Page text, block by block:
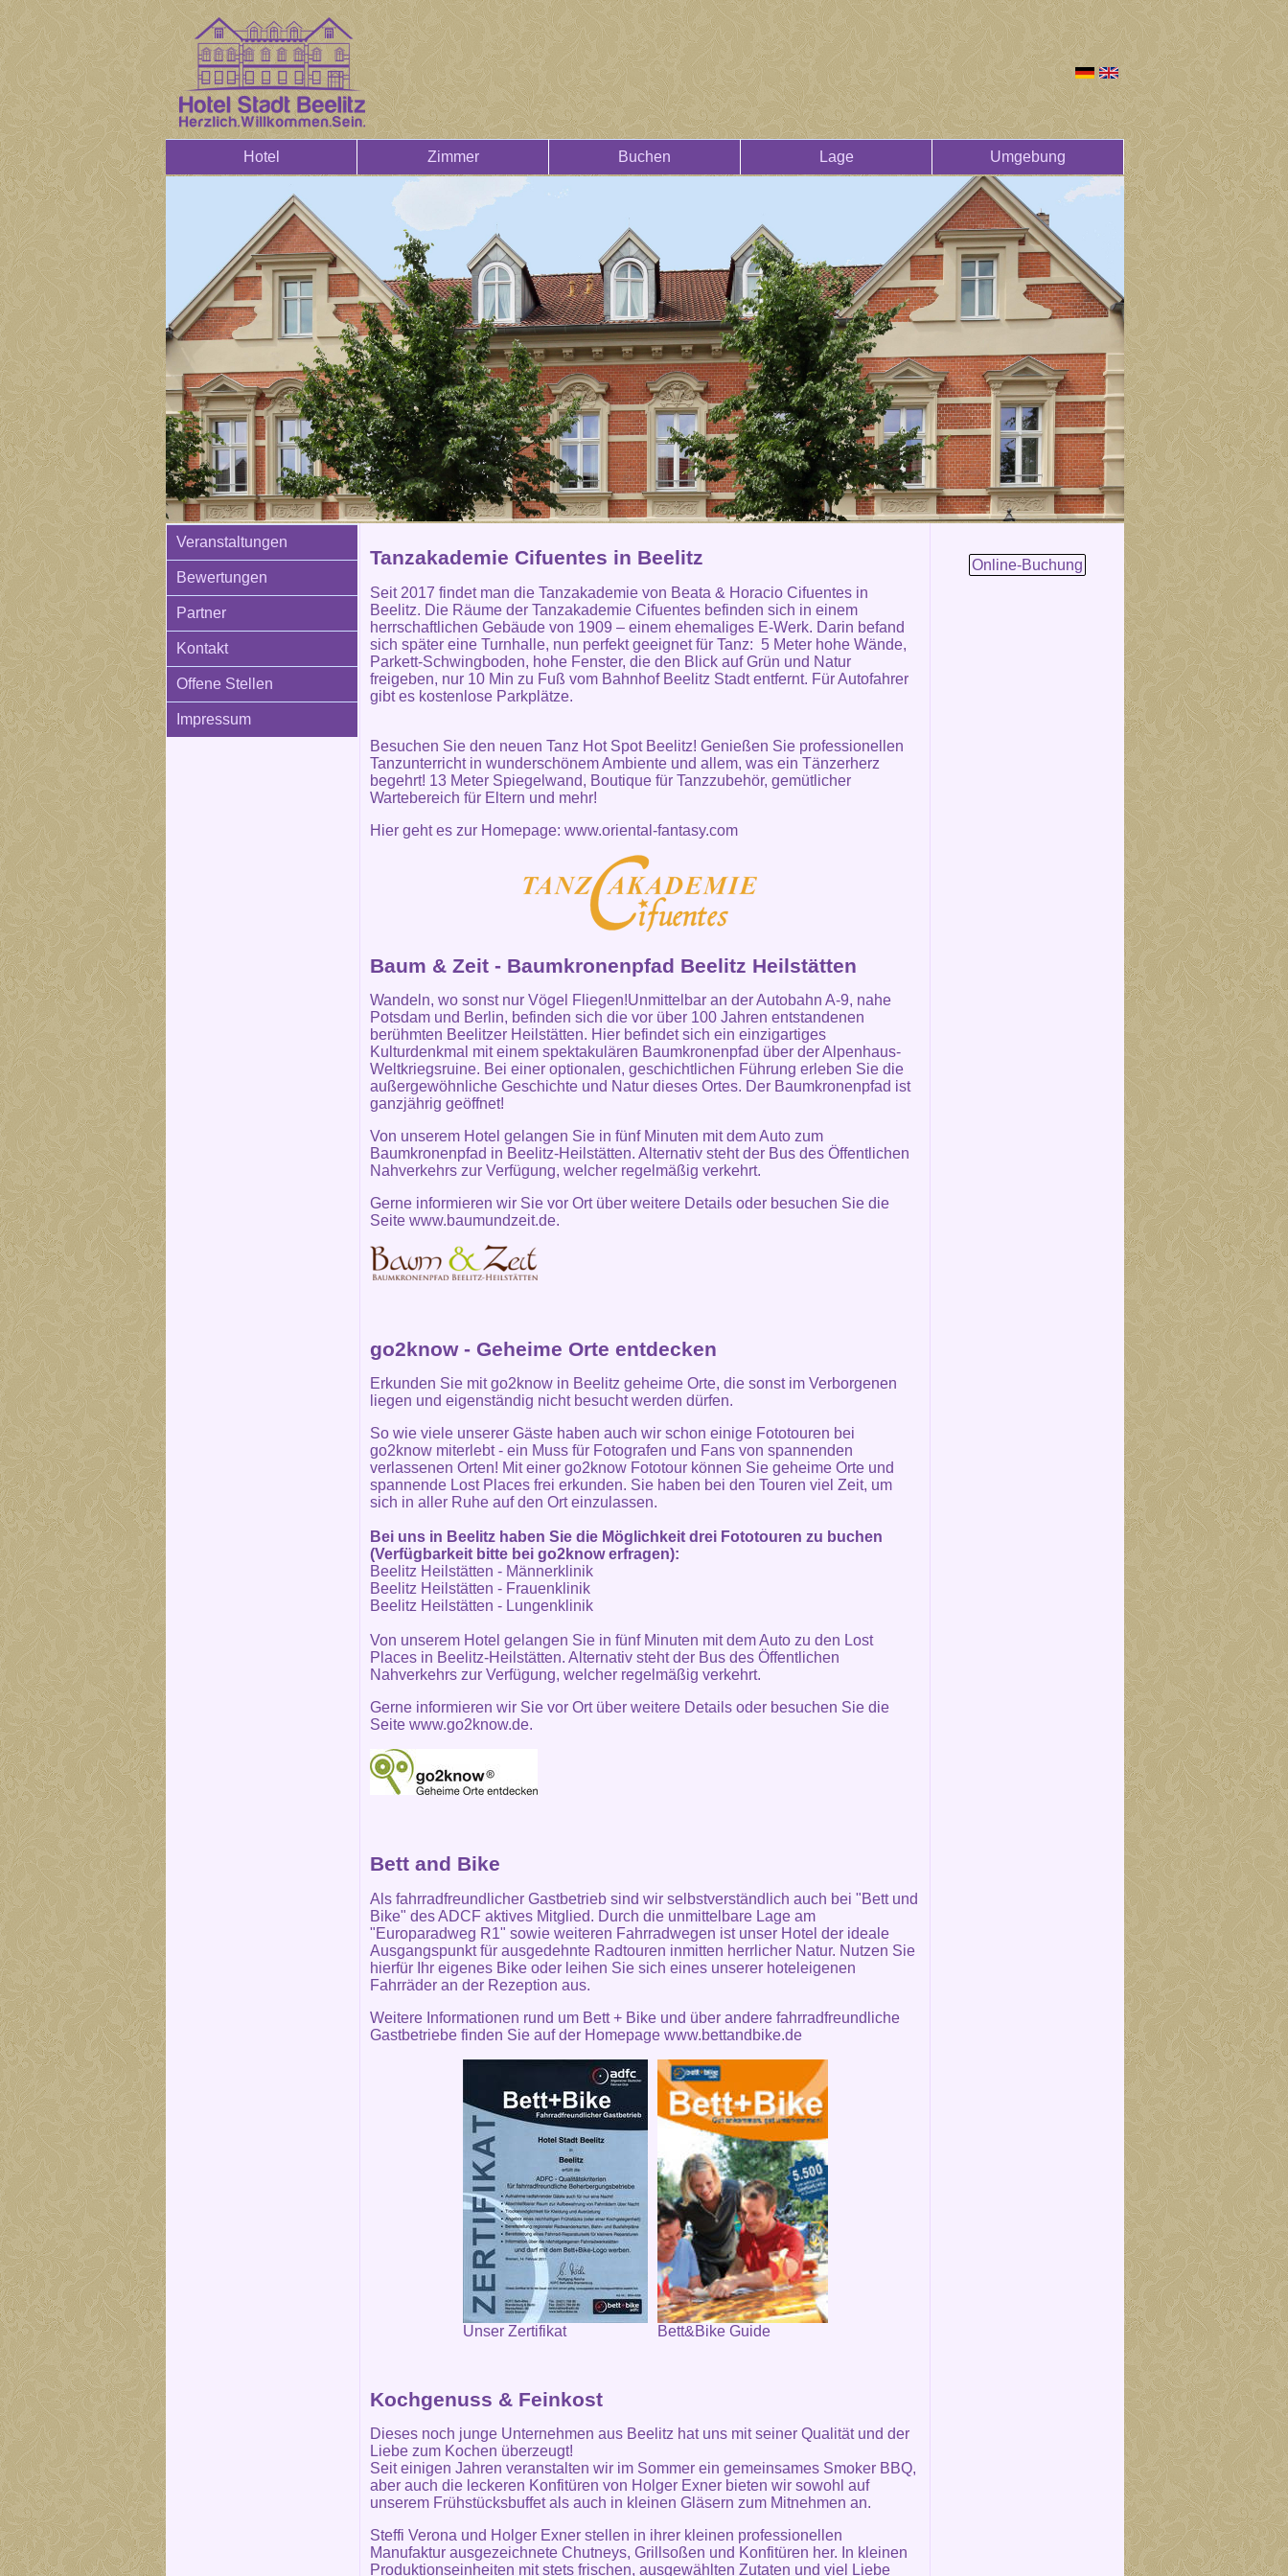
Hotel Zimmer Buchen Lage Umgebung
Veranstaltungen
Bewertungen
Partner
Kontakt
Offene Stellen
Impressum
Tanzakademie Cifuentes in Beelitz
Seit 2017 findet man die Tanzakademie von Beata & Horacio Cifuentes in
Beelitz. Die Räume der Tanzakademie Cifuentes befinden sich in einem
herrschaftlichen Gebäude von 1909 – einem ehemaliges E-Werk. Darin befand
sich später eine Turnhalle, nun perfekt geeignet für Tanz: 5 Meter hohe Wände,
Parkett-Schwingboden, hohe Fenster, die den Blick auf Grün und Natur
freigeben, nur 10 Min zu Fuß vom Bahnhof Beelitz Stadt entfernt. Für Autofahrer
gibt es kostenlose Parkplätze.
Besuchen Sie den neuen Tanz Hot Spot Beelitz! Genießen Sie professionellen
Tanzunterricht in wunderschönem Ambiente und allem, was ein Tänzerherz
begehrt! 13 Meter Spiegelwand, Boutique für Tanzzubehör, gemütlicher
Wartebereich für Eltern und mehr!
Hier geht es zur Homepage: www.oriental-fantasy.com
Baum & Zeit - Baumkronenpfad Beelitz Heilstätten
Wandeln, wo sonst nur Vögel Fliegen!Unmittelbar an der Autobahn A-9, nahe
Potsdam und Berlin, befinden sich die vor über 100 Jahren entstandenen
berühmten Beelitzer Heilstätten. Hier befindet sich ein einzigartiges
Kulturdenkmal mit einem spektakulären Baumkronenpfad über der Alpenhaus-
Weltkriegsruine. Bei einer optionalen, geschichtlichen Führung erleben Sie die
außergewöhnliche Geschichte und Natur dieses Ortes. Der Baumkronenpfad ist
ganzjährig geöffnet!
Von unserem Hotel gelangen Sie in fünf Minuten mit dem Auto zum
Baumkronenpfad in Beelitz-Heilstätten. Alternativ steht der Bus des Öffentlichen
Nahverkehrs zur Verfügung, welcher regelmäßig verkehrt.
Gerne informieren wir Sie vor Ort über weitere Details oder besuchen Sie die
Seite www.baumundzeit.de.
go2know - Geheime Orte entdecken
Erkunden Sie mit go2know in Beelitz geheime Orte, die sonst im Verborgenen
liegen und eigenständig nicht besucht werden dürfen.
So wie viele unserer Gäste haben auch wir schon einige Fototouren bei
go2know miterlebt - ein Muss für Fotografen und Fans von spannenden
verlassenen Orten! Mit einer go2know Fototour können Sie geheime Orte und
spannende Lost Places frei erkunden. Sie haben bei den Touren viel Zeit, um
sich in aller Ruhe auf den Ort einzulassen.
Bei uns in Beelitz haben Sie die Möglichkeit drei Fototouren zu buchen
(Verfügbarkeit bitte bei go2know erfragen):
Beelitz Heilstätten - Männerklinik
Beelitz Heilstätten - Frauenklinik
Beelitz Heilstätten - Lungenklinik
Von unserem Hotel gelangen Sie in fünf Minuten mit dem Auto zu den Lost
Places in Beelitz-Heilstätten. Alternativ steht der Bus des Öffentlichen
Nahverkehrs zur Verfügung, welcher regelmäßig verkehrt.
Gerne informieren wir Sie vor Ort über weitere Details oder besuchen Sie die
Seite www.go2know.de.
Bett and Bike
Als fahrradfreundlicher Gastbetrieb sind wir selbstverständlich auch bei "Bett und
Bike" des ADCF aktives Mitglied. Durch die unmittelbare Lage am
"Europaradweg R1" sowie weiteren Fahrradwegen ist unser Hotel der ideale
Ausgangspunkt für ausgedehnte Radtouren inmitten herrlicher Natur. Nutzen Sie
hierfür Ihr eigenes Bike oder leihen Sie sich eines unserer hoteleigenen
Fahrräder an der Rezeption aus.
Weitere Informationen rund um Bett + Bike und über andere fahrradfreundliche
Gastbetriebe finden Sie auf der Homepage www.bettandbike.de
Unser Zertifikat Bett&Bike Guide
Kochgenuss & Feinkost
Dieses noch junge Unternehmen aus Beelitz hat uns mit seiner Qualität und der
Liebe zum Kochen überzeugt!
Seit einigen Jahren veranstalten wir im Sommer ein gemeinsames Smoker BBQ,
aber auch die leckeren Konfitüren von Holger Exner bieten wir sowohl auf
unserem Frühstücksbuffet als auch in kleinen Gläsern zum Mitnehmen an.
Steffi Verona und Holger Exner stellen in ihrer kleinen professionellen
Manufaktur ausgezeichnete Chutneys, Grillsoßen und Konfitüren her. In kleinen
Produktionseinheiten mit stets frischen, ausgewählten Zutaten und viel Liebe
Online-Buchung